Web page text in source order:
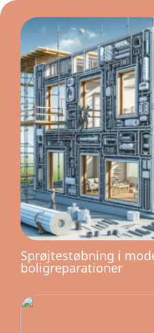
Sprøjtestøbning i
boligreparationer